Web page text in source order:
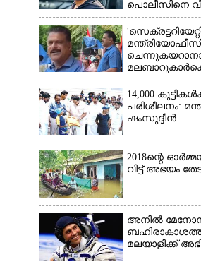
പൊലീസിനെ
ആയങ്കി
അധിക്ഷേപ
നേതാവ്‌
14,000
പരിശീലനം:
ഷംസുദ്ദീൻ
2018ന്റെ
വിട്ട് അഭയം
അനിൽ
മലയാളിക്ക്